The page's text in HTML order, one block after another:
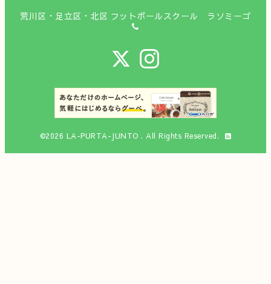
荒川区・足立区・北区 フットボールスクール ラソミーゴ
©2026 LA-PURTA-JUNTO. All Rights Reserved.